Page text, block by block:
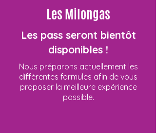
Les Milongas
Les pass seront bientôt
disponibles !
Nous préparons actuellement les
différentes formules afin de vous
proposer la meilleure expérience
possible.